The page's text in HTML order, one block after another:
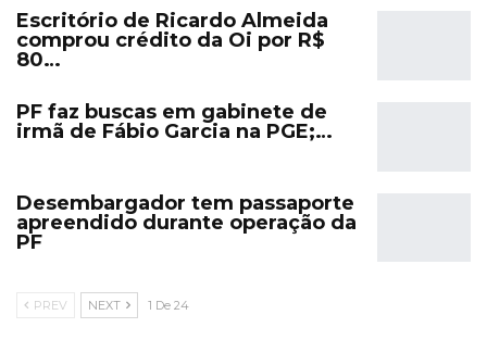
Escritório de Ricardo Almeida
comprou crédito da Oi por R$
80…
PF faz buscas em gabinete de
irmã de Fábio Garcia na PGE;…
Desembargador tem passaporte
apreendido durante operação da
PF
PREV NEXT 1 De 24